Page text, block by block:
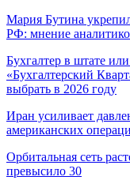
Мария Бутина
РФ: мнение
Бухгалтер в штате
«Бухгалтерский
выбрать в 2026 году
Иран усиливает
американских
Орбитальная сеть
превысило 30